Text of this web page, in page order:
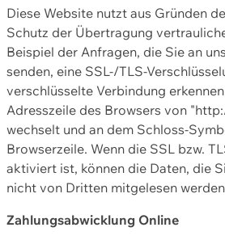
Diese Website nutzt aus Gründen
Schutz der Übertragung
Beispiel der Anfragen, die Sie an
senden, eine SSL-/TLS-
verschlüsselte Verbindung
Adresszeile des Browsers von
wechselt und an dem Schloss-
Browserzeile. Wenn die SSL bzw.
aktiviert ist, können die Daten, die
nicht von Dritten mitgelesen
Zahlungsabwicklung Online